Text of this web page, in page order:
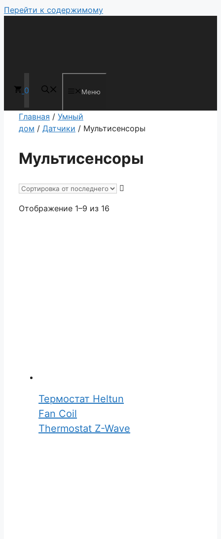
Перейти к содержимому
0 Меню
Главная / Умный
дом / Датчики / Мультисенсоры
Мультисенсоры
Отображение 1–9 из 16
Термостат Heltun
Fan Coil
Thermostat Z-Wave